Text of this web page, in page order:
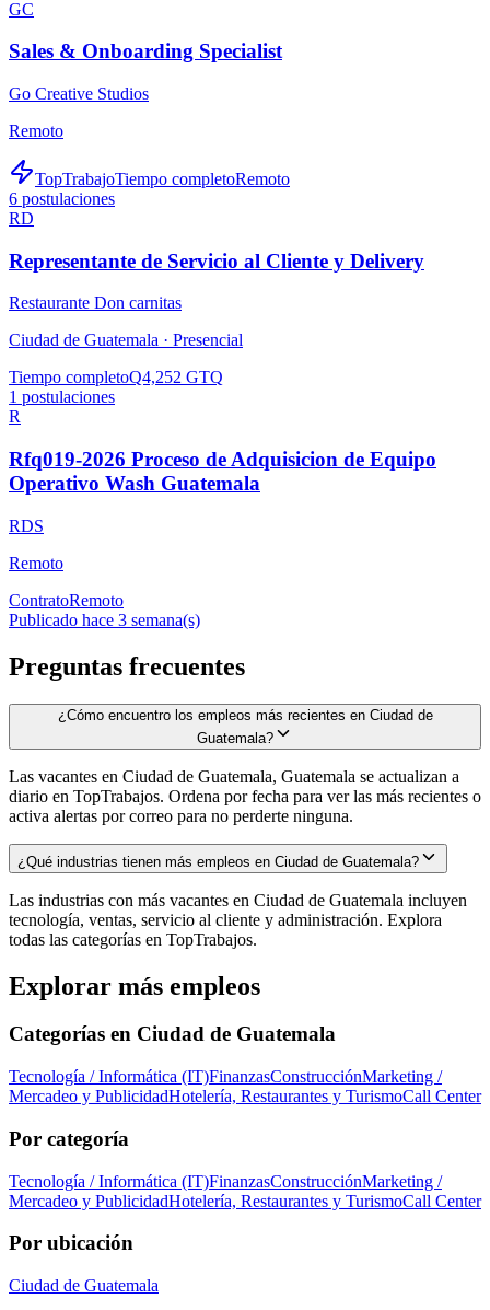
GC
Sales & Onboarding Specialist
Go Creative Studios
Remoto
TopTrabajoTiempo completoRemoto
6 postulaciones
RD
Representante de Servicio al Cliente y Delivery
Restaurante Don carnitas
Ciudad de Guatemala · Presencial
Tiempo completoQ4,252 GTQ
1 postulaciones
R
Rfq019-2026 Proceso de Adquisicion de Equipo
Operativo Wash Guatemala
RDS
Remoto
ContratoRemoto
Publicado hace 3 semana(s)
Preguntas frecuentes
¿Cómo encuentro los empleos más recientes en Ciudad de
Guatemala?
Las vacantes en Ciudad de Guatemala, Guatemala se actualizan a
diario en TopTrabajos. Ordena por fecha para ver las más recientes o
activa alertas por correo para no perderte ninguna.
¿Qué industrias tienen más empleos en Ciudad de Guatemala?
Las industrias con más vacantes en Ciudad de Guatemala incluyen
tecnología, ventas, servicio al cliente y administración. Explora
todas las categorías en TopTrabajos.
Explorar más empleos
Categorías en Ciudad de Guatemala
Tecnología / Informática (IT)FinanzasConstrucciónMarketing /
Mercadeo y PublicidadHotelería, Restaurantes y TurismoCall Center
Por categoría
Tecnología / Informática (IT)FinanzasConstrucciónMarketing /
Mercadeo y PublicidadHotelería, Restaurantes y TurismoCall Center
Por ubicación
Ciudad de Guatemala